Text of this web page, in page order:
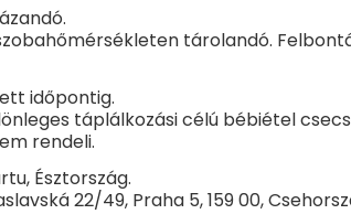
tárolandó.
időpontig.
táplálkozási célú bébiétel
rendeli.
Észtország.
22/49, Praha 5, 159 00,